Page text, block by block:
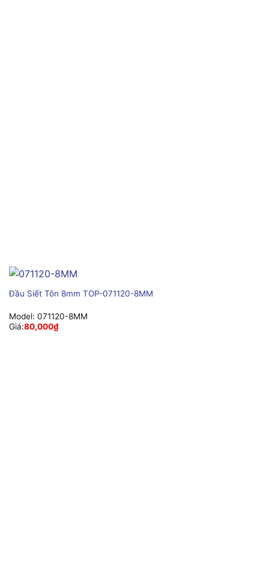
Đầu Siết Tôn 8mm TOP-071120-8MM
Model: 071120-8MM
Giá:80,000₫